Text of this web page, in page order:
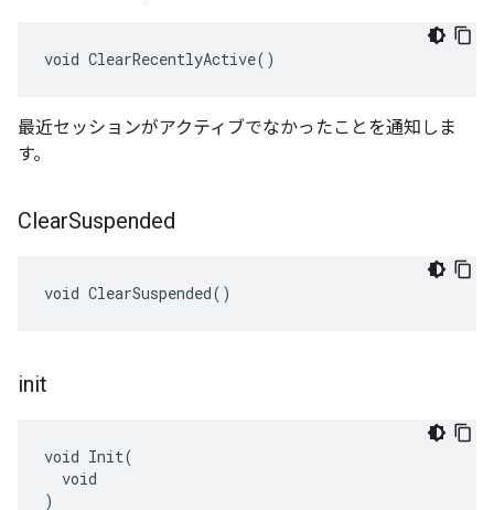
void ClearRecentlyActive()
最近セッションがアクティブでなかったことを通知しま
す。
ClearSuspended
void ClearSuspended()
init
void Init(
  void
)